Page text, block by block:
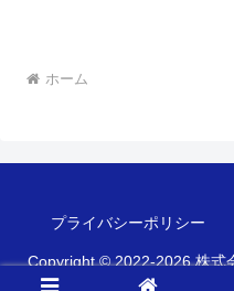
ホーム
プライバシーポリシー
Copyright © 2022-2026 株式